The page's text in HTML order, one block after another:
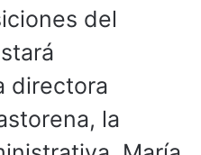
del
directora
la